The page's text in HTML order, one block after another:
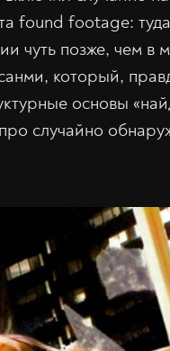
found footage:
чуть позже, чем
который,
основы
случайно